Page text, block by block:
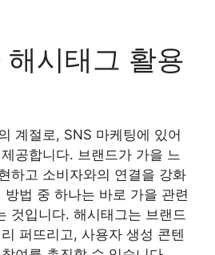
시태그 활용
계절로, SNS 마케팅에 있어
공합니다. 브랜드가 가을 느
하고 소비자와의 연결을 강화
법 중 하나는 바로 가을 관련
것입니다. 해시태그는 브랜드
퍼뜨리고, 사용자 생성 콘텐